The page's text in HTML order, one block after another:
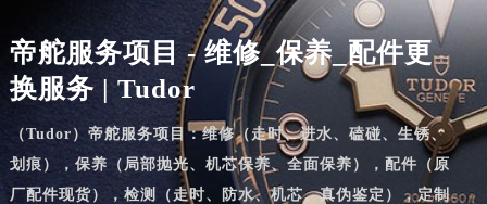
帝舵服务项目 - 维修_保养_配件更
换服务 | Tudor
（Tudor）帝舵服务项目：维修（走时、进水、磕碰、生锈、
划痕），保养（局部抛光、机芯保养、全面保养），配件（原
厂配件现货），检测（走时、防水、机芯、真伪鉴定），定制